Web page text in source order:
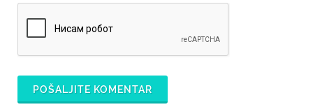
POŠALJITE KOMENTAR